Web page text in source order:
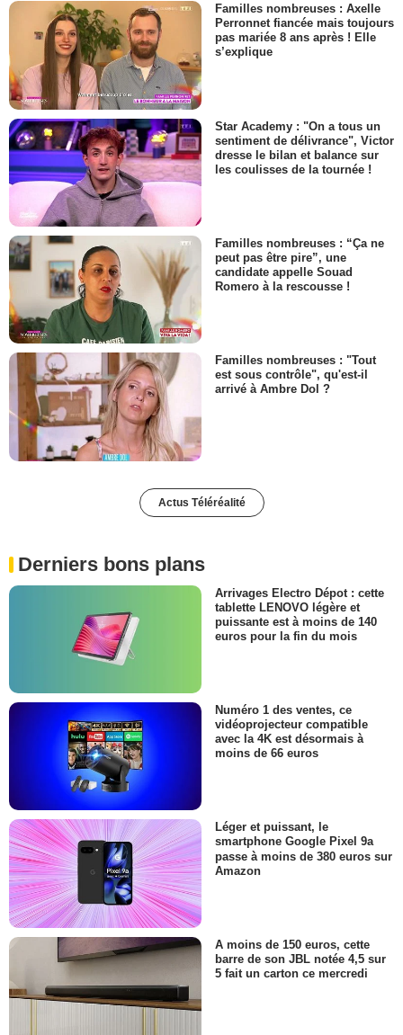
Familles nombreuses : Axelle
Perronnet fiancée mais toujours
pas mariée 8 ans après ! Elle
s’explique
Star Academy : "On a tous un
sentiment de délivrance", Victor
dresse le bilan et balance sur
les coulisses de la tournée !
Familles nombreuses : “Ça ne
peut pas être pire”, une
candidate appelle Souad
Romero à la rescousse !
Familles nombreuses : "Tout
est sous contrôle", qu'est-il
arrivé à Ambre Dol ?
Actus Téléréalité
Derniers bons plans
Arrivages Electro Dépot : cette
tablette LENOVO légère et
puissante est à moins de 140
euros pour la fin du mois
Numéro 1 des ventes, ce
vidéoprojecteur compatible
avec la 4K est désormais à
moins de 66 euros
Léger et puissant, le
smartphone Google Pixel 9a
passe à moins de 380 euros sur
Amazon
A moins de 150 euros, cette
barre de son JBL notée 4,5 sur
5 fait un carton ce mercredi